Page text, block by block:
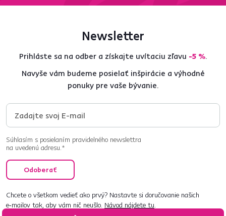
Newsletter
Prihláste sa na odber a získajte uvítaciu zľavu -5 %.
Navyše vám budeme posielať inšpirácie a výhodné
ponuky pre vaše bývanie.
Súhlasím s posielaním pravidelného newslettra
na uvedenú adresu.*
Odoberať
Chcete o všetkom vedieť ako prvý? Nastavte si doručovanie našich
e‑mailov tak, aby vám nič neušlo. Návod nájdete tu.